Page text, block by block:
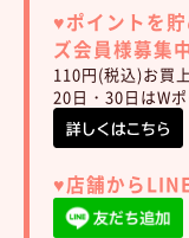
♥︎ポイントを
ズ会員様募集
110円(税込)お買
20日・30日はW
♥︎店舗から